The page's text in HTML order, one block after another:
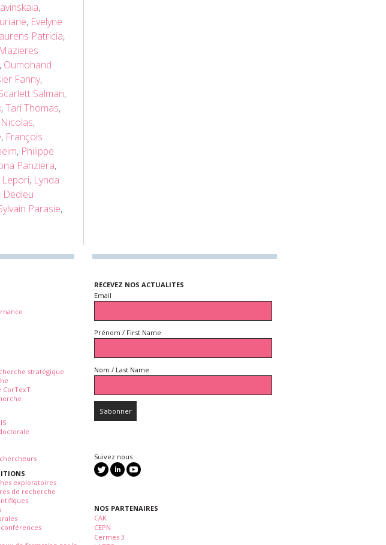
,
, Evelyne
Patricia,
Mazieres
, Oumohand
Fanny,
Salman,
,Tari Thomas,
,
, François
, Philippe
Panziera,
, Lynda
, Dedieu
Parasie,
stratégique
CorTexT
exploratoires
de recherche
RECEVEZ NOS ACTUALITES
Email
Prénom / First Name
Nom / Last Name
Suivez nous
NOS PARTENAIRES
CAK
CEPN
Cermes 3